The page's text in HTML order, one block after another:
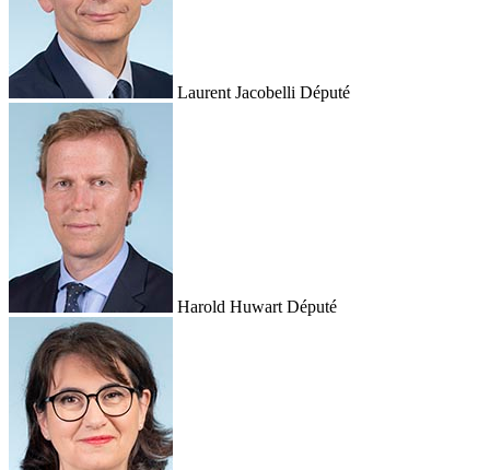
Laurent Jacobelli Député
Harold Huwart Député